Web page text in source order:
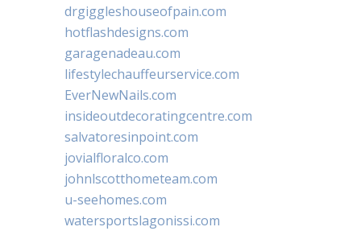
drgiggleshouseofpain.com
hotflashdesigns.com
garagenadeau.com
lifestylechauffeurservice.com
EverNewNails.com
insideoutdecoratingcentre.com
salvatoresinpoint.com
jovialfloralco.com
johnlscotthometeam.com
u-seehomes.com
watersportslagonissi.com